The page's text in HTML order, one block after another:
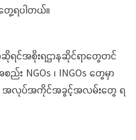
ေ့ရပါတယ်။
ရင်အစိုးရဌာနဆိုင်ရာတွေတင်
NGOs ၊ INGOs တွေမှာ
ပါ အလုပ်အကိုင်အခွင့်အလမ်းတွေ ရ